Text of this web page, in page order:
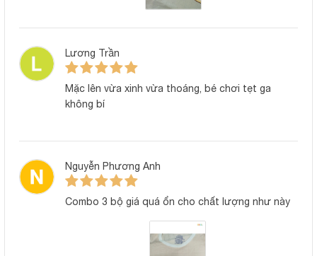
Lương Trần
Mặc lên vừa xinh vừa thoáng, bé chơi tẹt ga
không bí
Nguyễn Phương Anh
Combo 3 bộ giá quá ổn cho chất lượng như này